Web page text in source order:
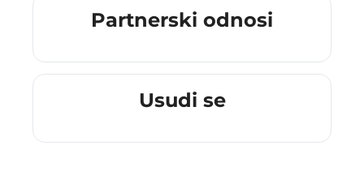
Partnerski odnosi
Usudi se